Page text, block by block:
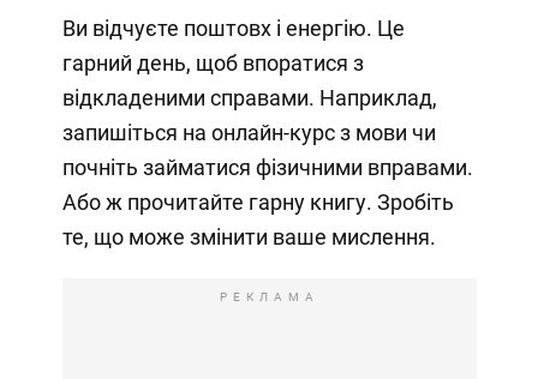
Ви відчуєте поштовх і енергію. Це
гарний день, щоб впоратися з
відкладеними справами. Наприклад,
запишіться на онлайн-курс з мови чи
почніть займатися фізичними вправами.
Або ж прочитайте гарну книгу. Зробіть
те, що може змінити ваше мислення.
РЕКЛАМА